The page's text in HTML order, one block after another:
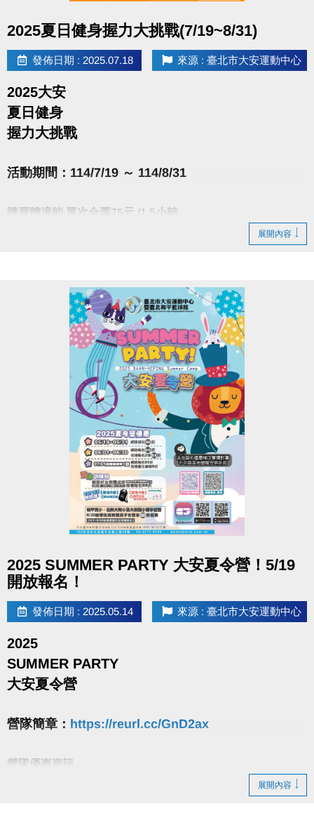
2025夏日健身握力大挑戰(7/19~8/31)
發佈日期 : 2025.07.18 來源 : 臺北市大安運動中心
2025大安
夏日健身
握力大挑戰
活動期間：114/7/19 ～ 114/8/31
購買體適能 單次全票75元 /1.5小時，
男生43kg(含)以上；女生28kg(含)以上
(1)體適能中心入場券(1小時) 一張
(2)INBODY檢測券 一張
(3)體適能中心30分鐘加時券 一張
(4)運動毛巾 一條(不挑款，送完為止)
(5)寶礦力 一瓶(送完為止)
鼓勵獎(未達分數)：寶礦力粉*2包 (送完為止)
入場。
完成，逾期將不受理。
要求重新挑戰。機器操作規範與實際分數，依現場工作人員判斷為主。
※獎項「體適能中心一小時使用券」、「INBODY檢測券」、「體適能中心30分鐘
展開內容
2025 SUMMER PARTY 大安夏令營！5/19
開放報名！
發佈日期 : 2025.05.14 來源 : 臺北市大安運動中心
2025
SUMMER PARTY
大安夏令營
營隊簡章： https://reurl.cc/GnD2ax
營隊優惠資訊
展開內容